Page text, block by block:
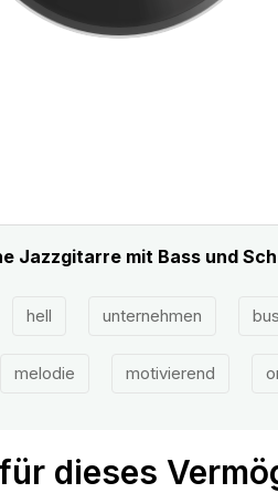
Jazzgitarre mit Bass und
hell unternehmen
melodie motivierend
dieses